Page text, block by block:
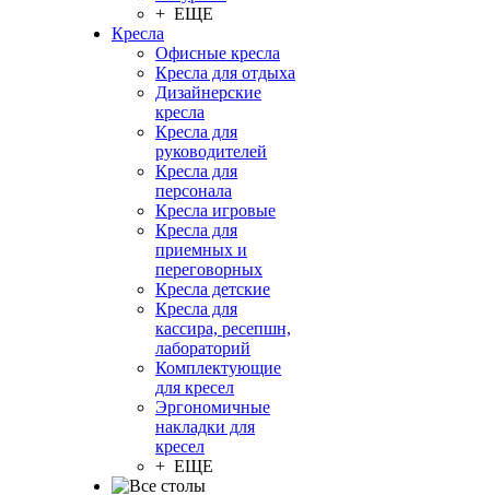
+ ЕЩЕ
Кресла
Офисные кресла
Кресла для отдыха
Дизайнерские
кресла
Кресла для
руководителей
Кресла для
персонала
Кресла игровые
Кресла для
приемных и
переговорных
Кресла детские
Кресла для
кассира, ресепшн,
лабораторий
Комплектующие
для кресел
Эргономичные
накладки для
кресел
+ ЕЩЕ